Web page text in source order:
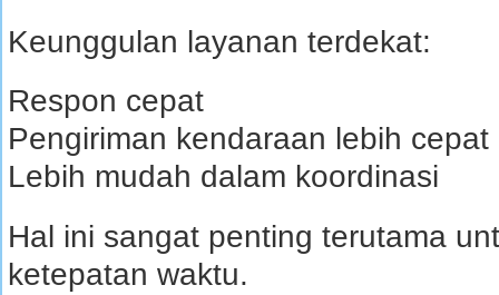
Keunggulan layanan terdekat:
Respon cepat
Pengiriman kendaraan lebih cepat
Lebih mudah dalam koordinasi
Hal ini sangat penting terutama
ketepatan waktu.